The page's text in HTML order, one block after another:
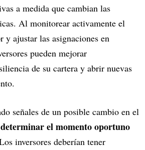
a medida que cambian las
Al monitorear activamente el
y ajustar las asignaciones en
pueden mejorar
de su cartera y abrir nuevas
señales de un posible cambio en el
el momento oportuno
inversores deberían tener